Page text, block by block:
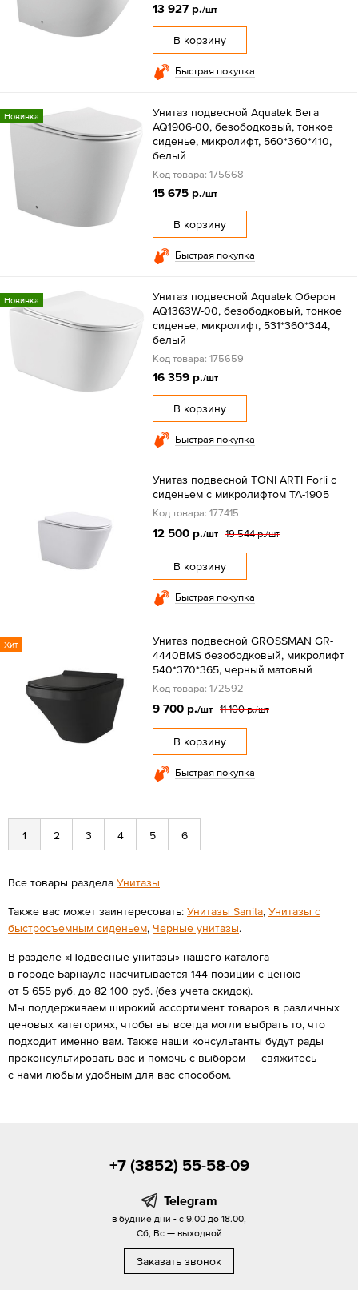
13 927 р./шт
В корзину
Быстрая покупка
Новинка
Унитаз подвесной Aquatek Вега
AQ1906-00, безободковый, тонкое
сиденье, микролифт, 560*360*410,
белый
Код товара: 175668
15 675 р./шт
В корзину
Быстрая покупка
Новинка
Унитаз подвесной Aquatek Оберон
AQ1363W-00, безободковый, тонкое
сиденье, микролифт, 531*360*344,
белый
Код товара: 175659
16 359 р./шт
В корзину
Быстрая покупка
Унитаз подвесной TONI ARTI Forli с
сиденьем с микролифтом TA-1905
Код товара: 177415
12 500 р./шт 19 544 р./шт
В корзину
Быстрая покупка
Хит
Унитаз подвесной GROSSMAN GR-
4440BMS безободковый, микролифт
540*370*365, черный матовый
Код товара: 172592
9 700 р./шт 11 100 р./шт
В корзину
Быстрая покупка
1 2 3 4 5 6
Все товары раздела Унитазы
Также вас может заинтересовать: Унитазы Sanita, Унитазы с
быстросъемным сиденьем, Черные унитазы.
В разделе «Подвесные унитазы» нашего каталога
в городе Барнауле насчитывается 144 позиции с ценою
от 5 655 руб. до 82 100 руб. (без учета скидок).
Мы поддерживаем широкий ассортимент товаров в различных
ценовых категориях, чтобы вы всегда могли выбрать то, что
подходит именно вам. Также наши консультанты будут рады
проконсультировать вас и помочь с выбором — свяжитесь
с нами любым удобным для вас способом.
+7 (3852) 55-58-09
Telegram
в будние дни - с 9.00 до 18.00,
Сб, Вс — выходной
Заказать звонок